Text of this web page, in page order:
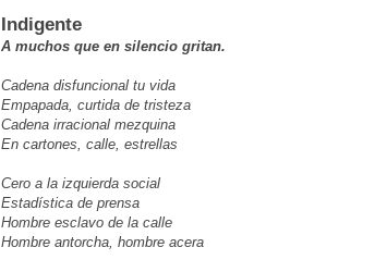
Indigente
A muchos que en silencio gritan.
Cadena disfuncional tu vida
Empapada, curtida de tristeza
Cadena irracional mezquina
En cartones, calle, estrellas
Cero a la izquierda social
Estadística de prensa
Hombre esclavo de la calle
Hombre antorcha, hombre acera